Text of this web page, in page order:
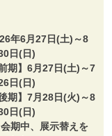
年6月27日(土)～8
日(日)
前期】6月27日(土)～7
日(日)
後期】7月28日(火)～8
日(日)
期中、展示替えを